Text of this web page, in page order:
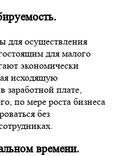
для осуществления
для малого
экономически
исходящую
плате,
по мере роста бизнеса
без
времени.